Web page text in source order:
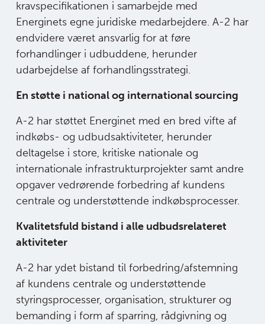
kravspecifikationen i samarbejde med
Energinets egne juridiske medarbejdere. A-2 har
endvidere været ansvarlig for at føre
forhandlinger i udbuddene, herunder
udarbejdelse af forhandlingsstrategi.
En støtte i national og international sourcing
A-2 har støttet Energinet med en bred vifte af
indkøbs- og udbudsaktiviteter, herunder
deltagelse i store, kritiske nationale og
internationale infrastrukturprojekter samt andre
opgaver vedrørende forbedring af kundens
centrale og understøttende indkøbsprocesser.
Kvalitetsfuld bistand i alle udbudsrelateret
aktiviteter
A-2 har ydet bistand til forbedring/afstemning
af kundens centrale og understøttende
styringsprocesser, organisation, strukturer og
bemanding i form af sparring, rådgivning og